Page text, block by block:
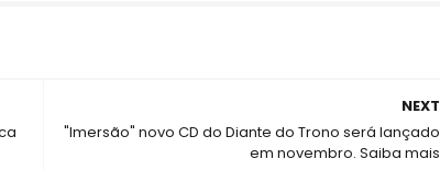
NEXT
"Imersão" novo CD do Diante do Trono será lançado
em novembro. Saiba mais